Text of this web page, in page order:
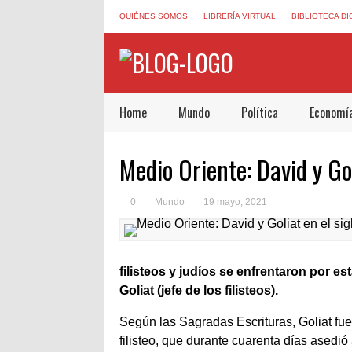
QUIÉNES SOMOS LIBRERÍA VIRTUAL BIBLIOTECA
Home Mundo Política
Medio Oriente: David y
0 Mundo 19 mayo, 2021
filisteos y judíos se enfrentaron por
Goliat (jefe de los filisteos).
Según las Sagradas Escrituras, Goliat
filisteo, que durante cuarenta días